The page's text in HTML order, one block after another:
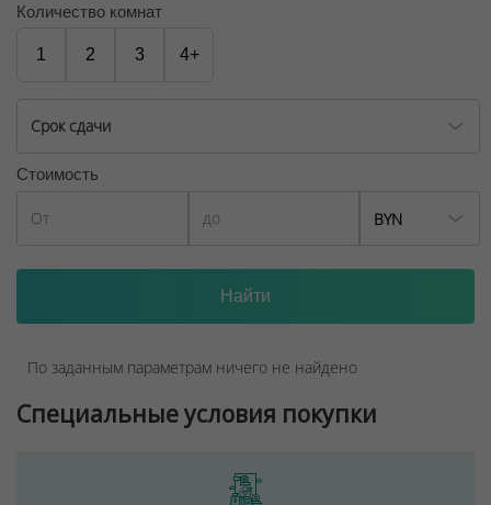
Количество комнат
1 2 3 4+
Срок сдачи
Стоимость
BYN
По заданным параметрам ничего не найдено
Специальные условия покупки